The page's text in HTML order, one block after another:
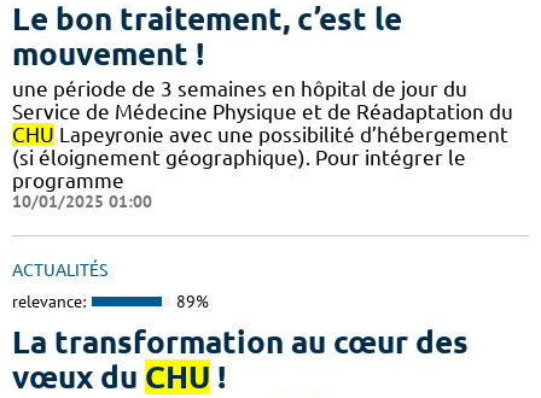
Le bon traitement, c’est le
mouvement !
une période de 3 semaines en hôpital de jour du
Service de Médecine Physique et de Réadaptation du
CHU Lapeyronie avec une possibilité d’hébergement
(si éloignement géographique). Pour intégrer le
programme
10/01/2025 01:00
ACTUALITÉS
relevance: 89%
La transformation au cœur des
vœux du CHU !